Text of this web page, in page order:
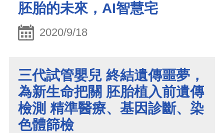
胚胎的未來，AI智慧宅
2020/9/18
三代試管嬰兒 終結遺傳噩夢，
為新生命把關 胚胎植入前遺傳
檢測 精準醫療、基因診斷、染
色體篩檢